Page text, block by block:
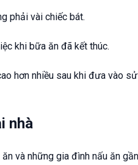
phải vài chiếc bát.
khi bữa ăn đã kết thúc.
hơn nhiều sau khi đưa vào
nhà
và những gia đình nấu ăn